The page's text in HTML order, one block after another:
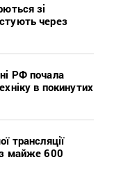
зі
через
РФ почала
в покинутих
трансляції
майже 600